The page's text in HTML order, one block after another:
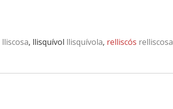
lliscosa, llisquívol llisquívola, relliscós relliscosa